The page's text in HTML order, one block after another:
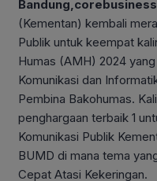
(Kementan) kembali
Publik untuk keempat
Humas (AMH) 2024
Komunikasi dan
Pembina Bakohumas.
penghargaan terbaik 1
Komunikasi Publik
BUMD di mana tema
Cepat Atasi Kekeringan.